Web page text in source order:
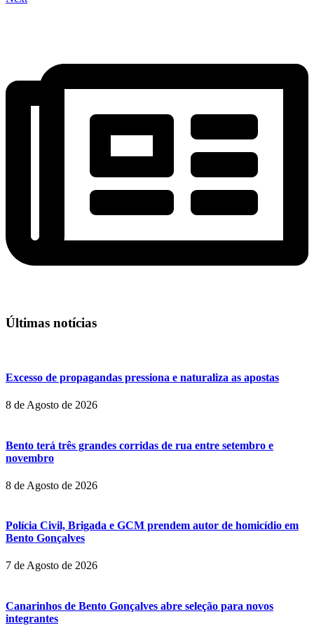
Últimas notícias
Excesso de propagandas pressiona e naturaliza as apostas
8 de Agosto de 2026
Bento terá três grandes corridas de rua entre setembro e
novembro
8 de Agosto de 2026
Polícia Civil, Brigada e GCM prendem autor de homicídio em
Bento Gonçalves
7 de Agosto de 2026
Canarinhos de Bento Gonçalves abre seleção para novos
integrantes